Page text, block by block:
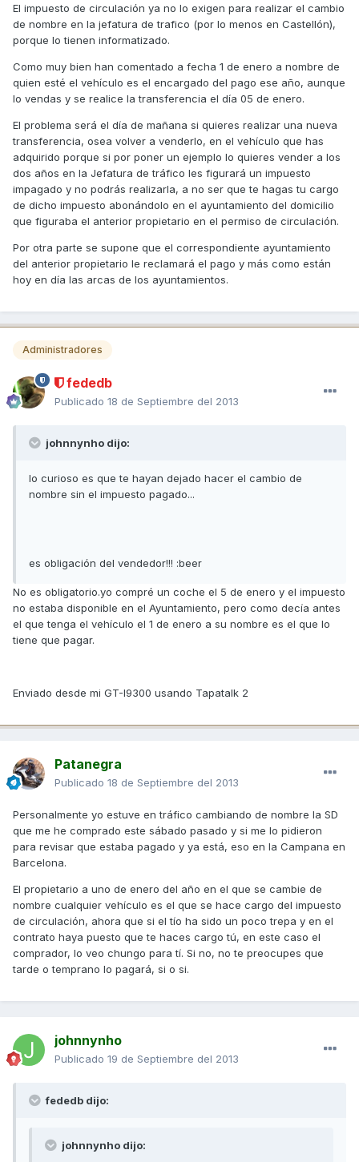
El impuesto de circulación ya no lo exigen para realizar el cambio
de nombre en la jefatura de trafico (por lo menos en Castellón),
porque lo tienen informatizado.
Como muy bien han comentado a fecha 1 de enero a nombre de
quien esté el vehículo es el encargado del pago ese año, aunque
lo vendas y se realice la transferencia el día 05 de enero.
El problema será el día de mañana si quieres realizar una nueva
transferencia, osea volver a venderlo, en el vehículo que has
adquirido porque si por poner un ejemplo lo quieres vender a los
dos años en la Jefatura de tráfico les figurará un impuesto
impagado y no podrás realizarla, a no ser que te hagas tu cargo
de dicho impuesto abonándolo en el ayuntamiento del domicilio
que figuraba el anterior propietario en el permiso de circulación.
Por otra parte se supone que el correspondiente ayuntamiento
del anterior propietario le reclamará el pago y más como están
hoy en día las arcas de los ayuntamientos.
Administradores
fededb
Publicado 18 de Septiembre del 2013
johnnynho dijo:
lo curioso es que te hayan dejado hacer el cambio de
nombre sin el impuesto pagado...
es obligación del vendedor!!! :beer
No es obligatorio.yo compré un coche el 5 de enero y el impuesto
no estaba disponible en el Ayuntamiento, pero como decía antes
el que tenga el vehículo el 1 de enero a su nombre es el que lo
tiene que pagar.
Enviado desde mi GT-I9300 usando Tapatalk 2
Patanegra
Publicado 18 de Septiembre del 2013
Personalmente yo estuve en tráfico cambiando de nombre la SD
que me he comprado este sábado pasado y si me lo pidieron
para revisar que estaba pagado y ya está, eso en la Campana en
Barcelona.
El propietario a uno de enero del año en el que se cambie de
nombre cualquier vehículo es el que se hace cargo del impuesto
de circulación, ahora que si el tío ha sido un poco trepa y en el
contrato haya puesto que te haces cargo tú, en este caso el
comprador, lo veo chungo para tí. Si no, no te preocupes que
tarde o temprano lo pagará, si o si.
johnnynho
Publicado 19 de Septiembre del 2013
fededb dijo:
johnnynho dijo: